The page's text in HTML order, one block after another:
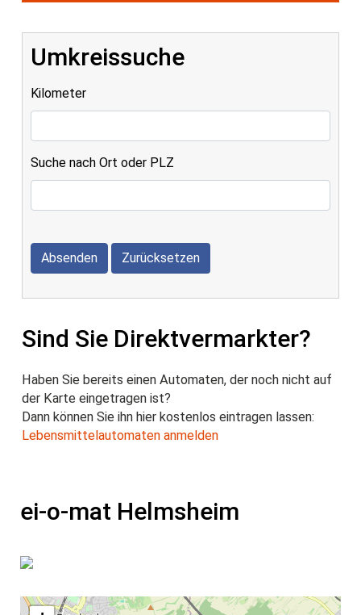
ei-o-mat Helmsheim
Umkreissuche
Kilometer
Suche nach Ort oder PLZ
Absenden Zurücksetzen
Sind Sie Direktvermarkter?
Haben Sie bereits einen Automaten, der noch nicht auf
der Karte eingetragen ist?
Dann können Sie ihn hier kostenlos eintragen lassen:
Lebensmittelautomaten anmelden